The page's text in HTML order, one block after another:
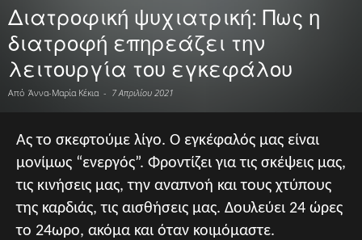
Διατροφική ψυχιατρική: Πως η
διατροφή επηρεάζει την
λειτουργία του εγκεφάλου
Από Άννα-Μαρία Κέκια - 7 Απριλίου 2021
Ας το σκεφτούμε λίγο. Ο εγκέφαλός μας είναι
μονίμως “ενεργός”. Φροντίζει για τις σκέψεις μας,
τις κινήσεις μας, την αναπνοή και τους χτύπους
της καρδιάς, τις αισθήσεις μας. Δουλεύει 24 ώρες
το 24ωρο, ακόμα και όταν κοιμόμαστε.